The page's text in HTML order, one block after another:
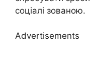
соціалі зованою.
Advertisements